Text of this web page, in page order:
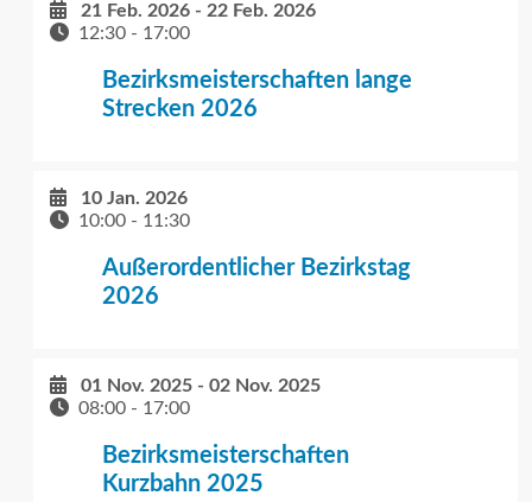
21 Feb. 2026 - 22 Feb. 2026
12:30 - 17:00
Bezirksmeisterschaften lange
Strecken 2026
10 Jan. 2026
10:00 - 11:30
Außerordentlicher Bezirkstag
2026
01 Nov. 2025 - 02 Nov. 2025
08:00 - 17:00
Bezirksmeisterschaften
Kurzbahn 2025